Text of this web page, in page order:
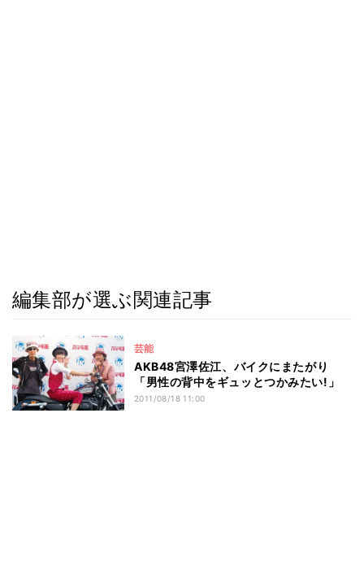
編集部が選ぶ関連記事
芸能
AKB48宮澤佐江、バイクにまたがり
「男性の背中をギュッとつかみたい!」
2011/08/18 11:00